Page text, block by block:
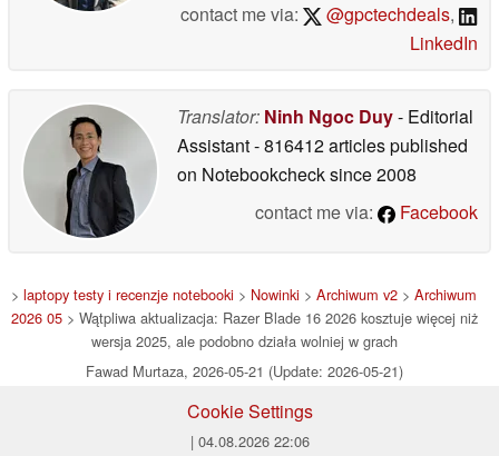
contact me via:
@gpctechdeals,
LinkedIn
Translator: Ninh Ngoc Duy- Editorial
Assistant- 816412 articles published
on Notebookchecksince 2008
contact me via:
Facebook
> laptopy testy i recenzje notebooki > Nowinki > Archiwum v2 > Archiwum
2026 05> Wątpliwa aktualizacja: Razer Blade 16 2026 kosztuje więcej niż
wersja 2025, ale podobno działa wolniej w grach
Fawad Murtaza, 2026-05-21 (Update: 2026-05-21)
Cookie Settings
| 04.08.2026 22:06